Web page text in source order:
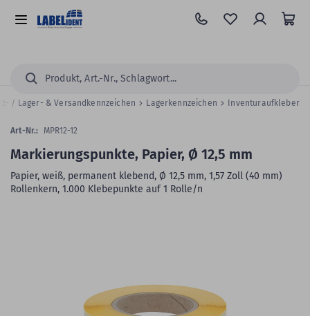
Hauptinhalt
springen
Alle
Suchen...
/ Lager- & Versandkennzeichen Lagerkennzeichen Inventuraufkleber
Markierungspunkte, Papier, Ø 12,5 mm
Papier, weiß, permanent klebend, Ø 12,5 mm, 1,57 Zoll (40 mm)
Rollenkern, 1.000 Klebepunkte auf 1 Rolle/n
Art-Nr.: MPR12-12